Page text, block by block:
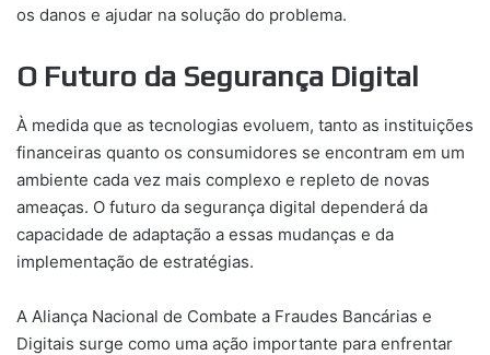
os danos e ajudar na solução do problema.
O Futuro da Segurança Digital
À medida que as tecnologias evoluem, tanto as instituições
financeiras quanto os consumidores se encontram em um
ambiente cada vez mais complexo e repleto de novas
ameaças. O futuro da segurança digital dependerá da
capacidade de adaptação a essas mudanças e da
implementação de estratégias.
A Aliança Nacional de Combate a Fraudes Bancárias e
Digitais surge como uma ação importante para enfrentar